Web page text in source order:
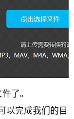
了。
完成我们的目